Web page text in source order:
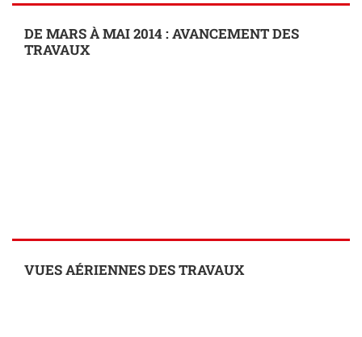
DE MARS À MAI 2014 : AVANCEMENT DES
TRAVAUX
VUES AÉRIENNES DES TRAVAUX